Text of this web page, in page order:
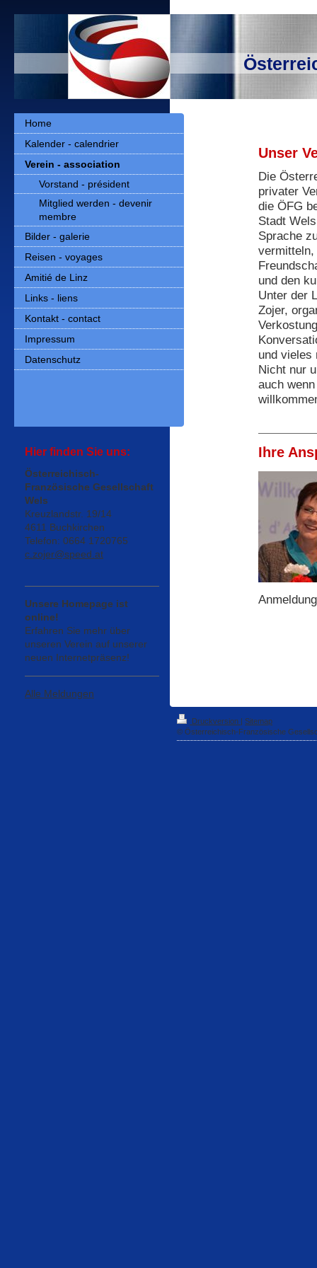
Unser
Die
privater
die ÖFG
Stadt
Sprache
vermitteln,
und den
Unter der
Zojer,
und vieles
Nicht nur
auch
Ihre
Home
Kalender - calendrier
Verein - association
Vorstand - président
Mitglied werden - devenir
membre
Bilder - galerie
Reisen - voyages
Amitié de Linz
Links - liens
Kontakt - contact
Impressum
Datenschutz
Hier finden Sie uns:
Österreichisch-
Französische Gesellschaft
Wels
Kreuzlandstr. 19/14
4611 Buchkirchen
Telefon: 0664 1720765
c.zojer@speed.at
Unsere Homepage ist
online!
Erfahren Sie mehr über
unseren Verein auf unserer
neuen Internetpräsenz!
Alle Meldungen
Druckversion | Sitemap
© Österreichisch-Französische